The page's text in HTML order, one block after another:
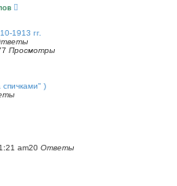
1913 гг.
Просмотры
)
am20 Ответы